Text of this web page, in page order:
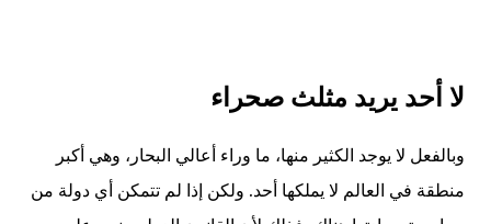
لا أحد يريد مثلث صحراء
وبالفعل لا يوجد الكثير منها، ما وراء أعالي البحار، وهي أكبر
منطقة في العالم لا يملكها أحد. ولكن إذا لم تتمكن أي دولة من